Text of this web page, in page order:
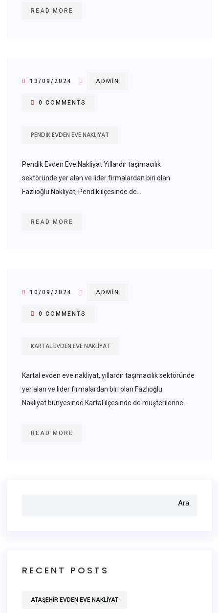
READ MORE
13/09/2024 ADMIN
0 COMMENTS
PENDIK EVDEN EVE NAKLIYAT
Pendik Evden Eve Nakliyat Yıllardır taşımacılık
sektöründe yer alan ve lider firmalardan biri olan
Fazlıoğlu Nakliyat, Pendik ilçesinde de...
READ MORE
10/09/2024 ADMIN
0 COMMENTS
KARTAL EVDEN EVE NAKLIYAT
Kartal evden eve nakliyat, yıllardır taşımacılık sektöründe
yer alan ve lider firmalardan biri olan Fazlıoğlu
Nakliyat bünyesinde Kartal ilçesinde de müşterilerine...
READ MORE
Ara
RECENT POSTS
ATAŞEHIR EVDEN EVE NAKLIYAT